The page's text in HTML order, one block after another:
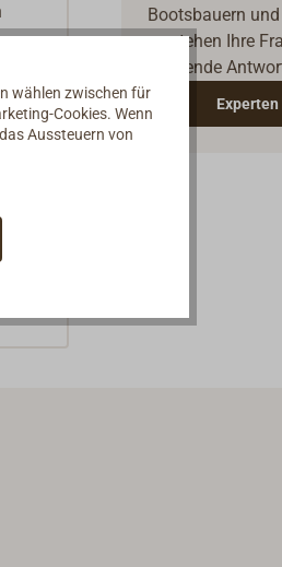
Bootsbauern
verstehen Ihre
passende
wählen zwischen für
Cookies. Wenn
Aussteuern von